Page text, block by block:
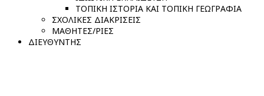
ΤΟΠΙΚΗ ΙΣΤΟΡΙΑ ΚΑΙ ΤΟΠΙΚΗ ΓΕΩΓΡΑΦΙΑ
ΣΧΟΛΙΚΕΣ ΔΙΑΚΡΙΣΕΙΣ
ΜΑΘΗΤΕΣ/ΡΙΕΣ
ΔΙΕΥΘΥΝΤΗΣ